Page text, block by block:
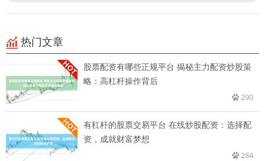
热门文章
股票配资有哪些正规平台 揭秘主力配资炒股策
略：高杠杆操作背后
290
有杠杆的股票交易平台 在线炒股配资：选择配
资，成就财富梦想
284